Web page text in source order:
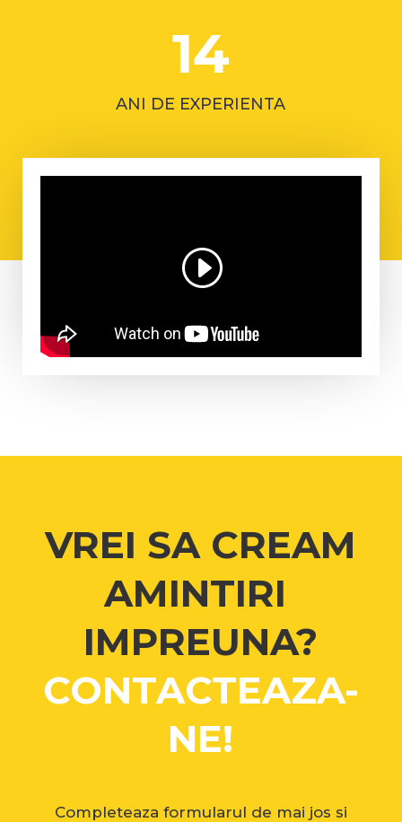
14
ANI DE EXPERIENTA
VREI SA CREAM
AMINTIRI
IMPREUNA?
CONTACTEAZA-
NE!
Completeaza formularul de mai jos si